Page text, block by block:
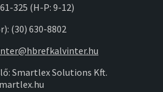
325 (H-P: 9-12)
(30) 630-8802
Smartlex Solutions Kft.